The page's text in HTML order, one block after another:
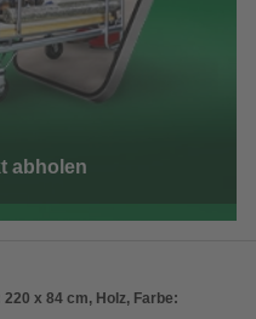
abholen
x 84 cm, Holz, Farbe: